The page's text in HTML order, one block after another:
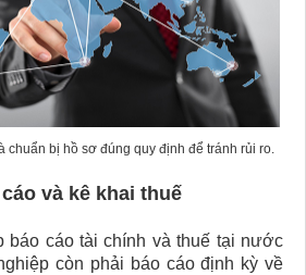
chuẩn bị hồ sơ đúng quy định để tránh rủi ro.
và kê khai thuế
báo cáo tài chính và thuế tại nước
còn phải báo cáo định kỳ về